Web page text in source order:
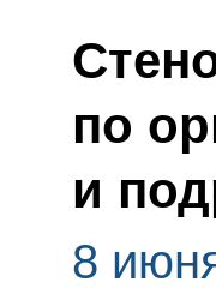
по
и
8